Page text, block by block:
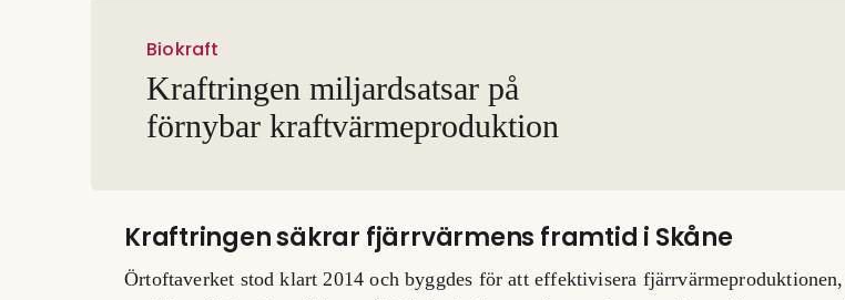
Biokraft
Kraftringen miljardsatsar på
förnybar kraftvärmeproduktion
Kraftringen säkrar fjärrvärmens framtid i Skåne
Örtoftaverket stod klart 2014 och byggdes för att effektivisera